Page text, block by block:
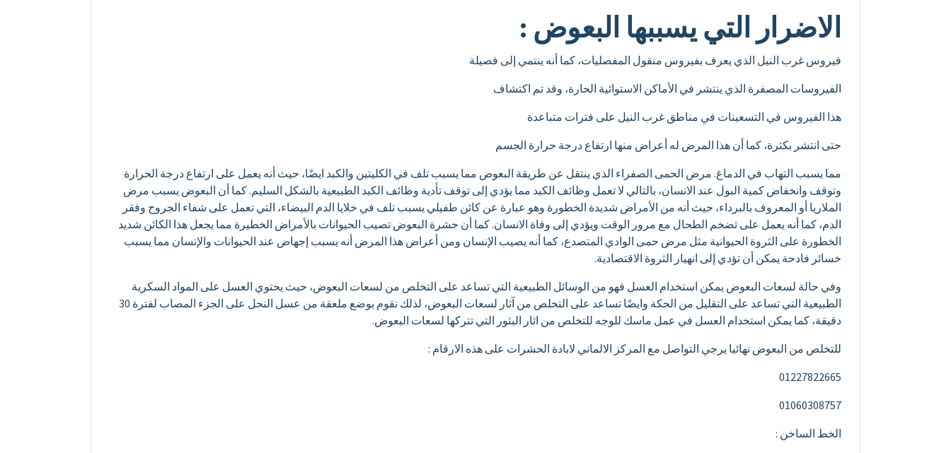
الاضرار التي يسببها البعوض :
فيروس غرب النيل الذي يعرف بفيروس منقول المفصليات، كما أنه ينتمي إلى فصيلة
الفيروسات المصفرة الذي ينتشر في الأماكن الاستوائية الحارة، وقد تم اكتشاف
هذا الفيروس في التسعينات في مناطق غرب النيل على فترات متباعدة
حتى انتشر بكثرة، كما أن هذا المرض له أعراض منها ارتفاع درجة حرارة الجسم
مما يسبب التهاب في الدماغ. مرض الحمى الصفراء الذي ينتقل عن طريقة البعوض مما يسبب تلف في الكليتين والكبد ايضًا، حيث أنه يعمل على ارتفاع درجة الحرارة
وتوقف وانخفاض كمية البول عند الانسان، بالتالي لا تعمل وظائف الكبد مما يؤدي إلى توقف تأدية وظائف الكبد الطبيعية بالشكل السليم. كما أن البعوض يسبب مرض
الملاريا أو المعروف بالبرداء، حيث أنه من الأمراض شديدة الخطورة وهو عبارة عن كائن طفيلي يسبب تلف في خلايا الدم البيضاء، التي تعمل على شفاء الجروح وفقر
الدم، كما أنه يعمل على تضخم الطحال مع مرور الوقت ويؤدي إلى وفاة الانسان. كما أن حشرة البعوض تصيب الحيوانات بالأمراض الخطيرة مما يجعل هذا الكائن شديد
الخطورة على الثروة الحيوانية مثل مرض حمى الوادي المتصدع، كما أنه يصيب الإنسان ومن أعراض هذا المرض أنه يسبب إجهاض عند الحيوانات والإنسان مما يسبب
خسائر فادحة يمكن أن تؤدي إلى انهيار الثروة الاقتصادية.
وفي حالة لسعات البعوض يمكن استخدام العسل فهو من الوسائل الطبيعية التي تساعد على التخلص من لسعات البعوض، حيث يحتوي العسل على المواد السكرية
الطبيعية التي تساعد على التقليل من الحكة وايضًا تساعد على التخلص من آثار لسعات البعوض، لذلك نقوم بوضع ملعقة من عسل النحل على الجزء المصاب لفترة 30
دقيقة، كما يمكن استخدام العسل في عمل ماسك للوجه للتخلص من اثار البثور التي تتركها لسعات البعوض.
للتخلص من البعوض نهائيا يرجي التواصل مع المركز الالماني لابادة الحشرات على هذه الارقام :
01227822665
01060308757
الخط الساخن :